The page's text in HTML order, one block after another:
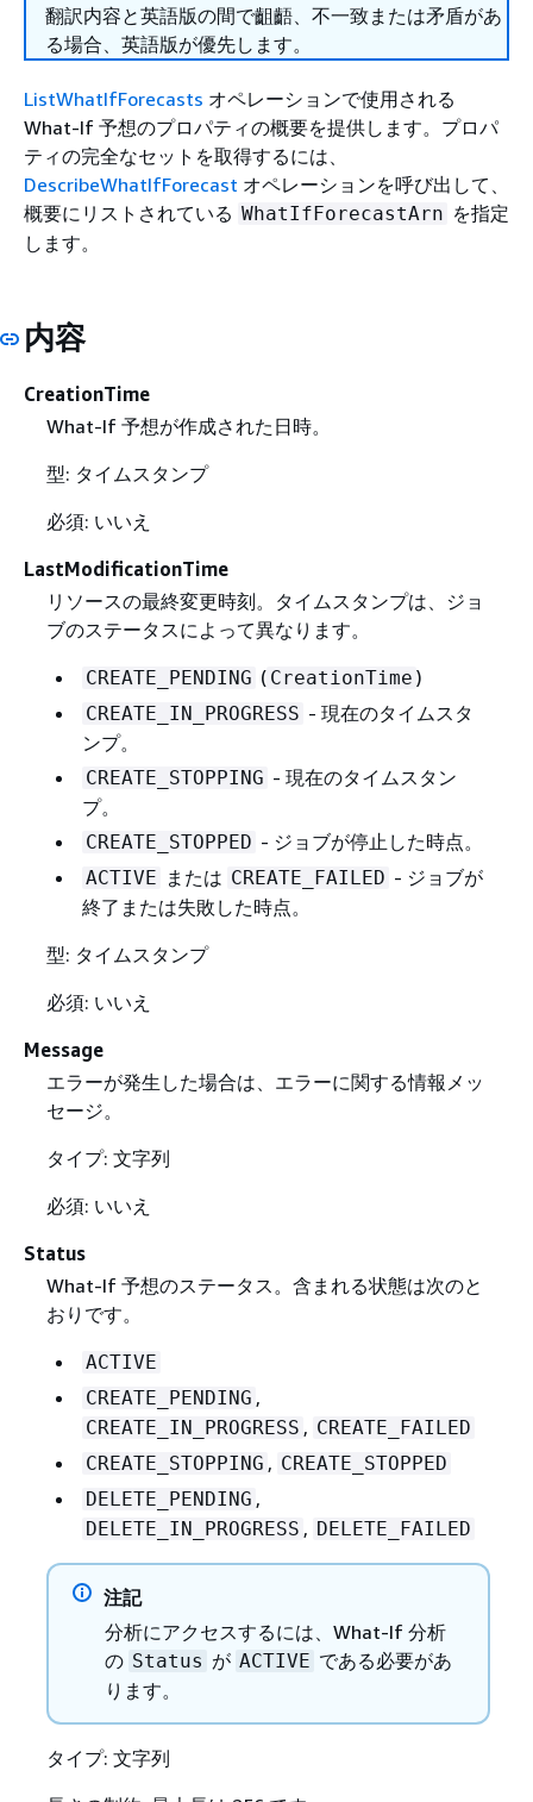
翻訳内容と英語版の間で齟齬、不一致または矛盾があ
る場合、英語版が優先します。
ListWhatIfForecasts オペレーションで使用される
What-If 予想のプロパティの概要を提供します。プロパ
ティの完全なセットを取得するには、
DescribeWhatIfForecast オペレーションを呼び出して、
概要にリストされている WhatIfForecastArn を指定
します。
内容
CreationTime
What-If 予想が作成された日時。
型: タイムスタンプ
必須: いいえ
LastModificationTime
リソースの最終変更時刻。タイムスタンプは、ジョ
ブのステータスによって異なります。
CREATE_PENDING ( CreationTime )
CREATE_IN_PROGRESS - 現在のタイムスタ
ンプ。
CREATE_STOPPING - 現在のタイムスタン
プ。
CREATE_STOPPED - ジョブが停止した時点。
ACTIVE または CREATE_FAILED - ジョブが
終了または失敗した時点。
型: タイムスタンプ
必須: いいえ
Message
エラーが発生した場合は、エラーに関する情報メッ
セージ。
タイプ: 文字列
必須: いいえ
Status
What-If 予想のステータス。含まれる状態は次のと
おりです。
ACTIVE
CREATE_PENDING ,
CREATE_IN_PROGRESS , CREATE_FAILED
CREATE_STOPPING , CREATE_STOPPED
DELETE_PENDING ,
DELETE_IN_PROGRESS , DELETE_FAILED
注記
分析にアクセスするには、What-If 分析
の Status が ACTIVE である必要があ
ります。
タイプ: 文字列